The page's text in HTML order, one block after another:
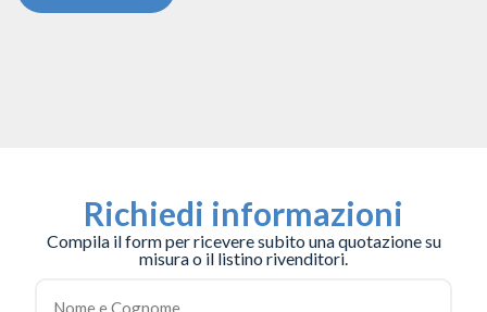
Richiedi informazioni
Compila il form per ricevere subito una quotazione su
misura o il listino rivenditori.